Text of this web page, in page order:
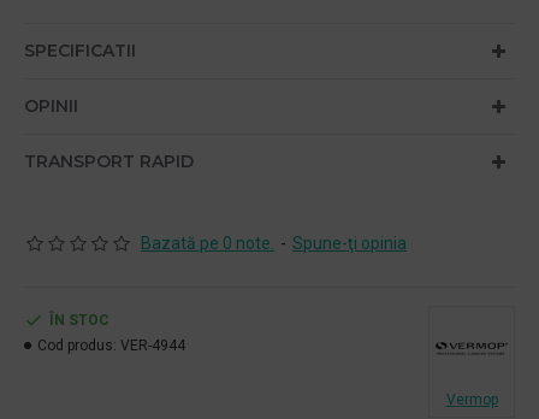
SPECIFICATII
OPINII
TRANSPORT RAPID
Bazată pe 0 note. - Spune-ţi opinia
ÎN STOC
Cod produs: VER-4944
Vermop